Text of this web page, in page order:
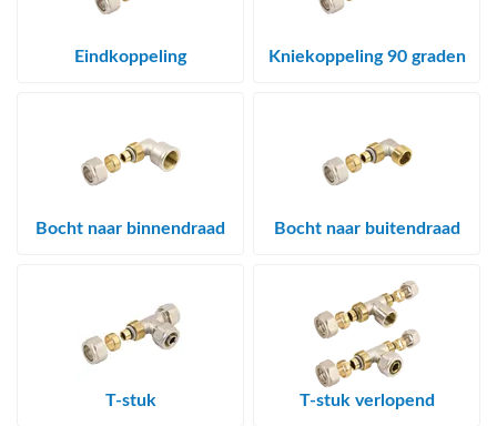
Eindkoppeling Kniekoppeling 90 graden
Bocht naar binnendraad Bocht naar buitendraad
T-stuk T-stuk verlopend